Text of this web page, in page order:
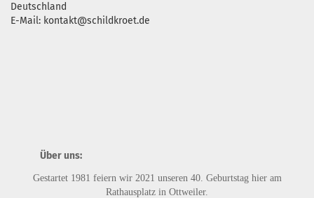
Deutschland
E-Mail: kontakt@schildkroet.de
Über uns:
Gestartet 1981 feiern wir 2021 unseren 40. Geburtstag hier am
Rathausplatz in Ottweiler.